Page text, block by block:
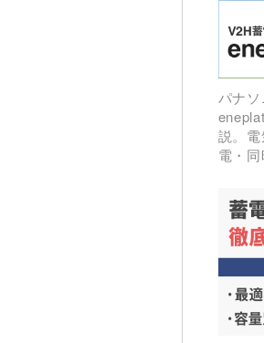
パナ
説。
電・